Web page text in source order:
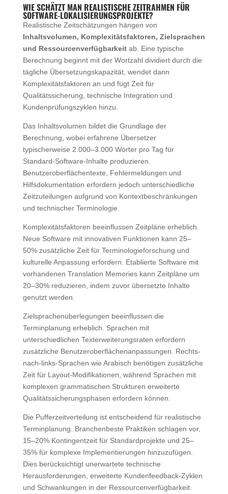
WIE SCHÄTZT MAN REALISTISCHE ZEITRAHMEN FÜR
SOFTWARE-LOKALISIERUNGSPROJEKTE?
Realistische Zeitschätzungen hängen von
Inhaltsvolumen, Komplexitätsfaktoren, Zielsprachen
und Ressourcenverfügbarkeitab. Eine typische
Berechnung beginnt mit der Wortzahl dividiert durch die
tägliche Übersetzungskapazität, wendet dann
Komplexitätsfaktoren an und fügt Zeit für
Qualitätssicherung, technische Integration und
Kundenprüfungszyklen hinzu.
Das Inhaltsvolumen bildet die Grundlage der
Berechnung, wobei erfahrene Übersetzer
typischerweise 2.000–3.000 Wörter pro Tag für
Standard-Software-Inhalte produzieren.
Benutzeroberflächentexte, Fehlermeldungen und
Hilfsdokumentation erfordern jedoch unterschiedliche
Zeitzuteilungen aufgrund von Kontextbeschränkungen
und technischer Terminologie.
Komplexitätsfaktoren beeinflussen Zeitpläne erheblich.
Neue Software mit innovativen Funktionen kann 25–
50% zusätzliche Zeit für Terminologieforschung und
kulturelle Anpassung erfordern. Etablierte Software mit
vorhandenen Translation Memories kann Zeitpläne um
20–30% reduzieren, indem zuvor übersetzte Inhalte
genutzt werden.
Zielsprachenüberlegungen beeinflussen die
Terminplanung erheblich. Sprachen mit
unterschiedlichen Texterweiterungsraten erfordern
zusätzliche Benutzeroberflächenanpassungen. Rechts-
nach-links-Sprachen wie Arabisch benötigen zusätzliche
Zeit für Layout-Modifikationen, während Sprachen mit
komplexen grammatischen Strukturen erweiterte
Qualitätssicherungsphasen erfordern können.
Die Pufferzeitverteilung ist entscheidend für realistische
Terminplanung. Branchenbeste Praktiken schlagen vor,
15–20% Kontingentzeit für Standardprojekte und 25–
35% für komplexe Implementierungen hinzuzufügen.
Dies berücksichtigt unerwartete technische
Herausforderungen, erweiterte Kundenfeedback-Zyklen
und Schwankungen in der Ressourcenverfügbarkeit.